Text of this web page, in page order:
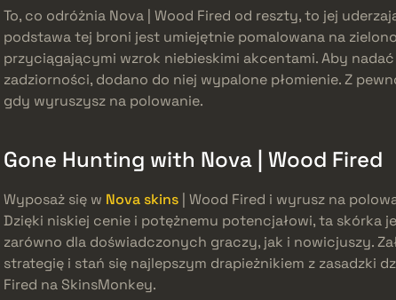
To, co odróżnia Nova | Wood Fired od reszty, to jej
podstawa tej broni jest umiejętnie pomalowana na
przyciągającymi wzrok niebieskimi akcentami. Aby
zadziorności, dodano do niej wypalone płomienie. Z
gdy wyruszysz na polowanie.
Gone Hunting with Nova | Wood Fired
Wyposaż się w Nova skins | Wood Fired i wyrusz na
Dzięki niskiej cenie i potężnemu potencjałowi, ta skórka
zarówno dla doświadczonych graczy, jak i nowicjuszy.
strategię i stań się najlepszym drapieżnikiem z zasadzki
Fired na SkinsMonkey.